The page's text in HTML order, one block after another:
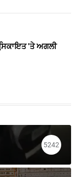
'ਤੇ ਅਗਲੀ
5242